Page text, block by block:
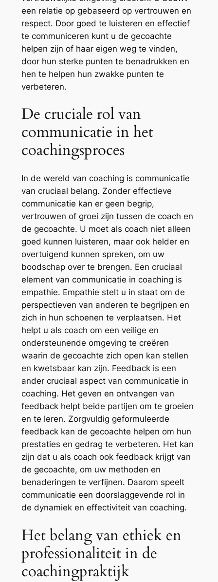
een relatie op gebaseerd op vertrouwen en
respect. Door goed te luisteren en effectief
te communiceren kunt u de gecoachte
helpen zijn of haar eigen weg te vinden,
door hun sterke punten te benadrukken en
hen te helpen hun zwakke punten te
verbeteren.
De cruciale rol van
communicatie in het
coachingsproces
In de wereld van coaching is communicatie
van cruciaal belang. Zonder effectieve
communicatie kan er geen begrip,
vertrouwen of groei zijn tussen de coach en
de gecoachte. U moet als coach niet alleen
goed kunnen luisteren, maar ook helder en
overtuigend kunnen spreken, om uw
boodschap over te brengen. Een cruciaal
element van communicatie in coaching is
empathie. Empathie stelt u in staat om de
perspectieven van anderen te begrijpen en
zich in hun schoenen te verplaatsen. Het
helpt u als coach om een veilige en
ondersteunende omgeving te creëren
waarin de gecoachte zich open kan stellen
en kwetsbaar kan zijn. Feedback is een
ander cruciaal aspect van communicatie in
coaching. Het geven en ontvangen van
feedback helpt beide partijen om te groeien
en te leren. Zorgvuldig geformuleerde
feedback kan de gecoachte helpen om hun
prestaties en gedrag te verbeteren. Het kan
zijn dat u als coach ook feedback krijgt van
de gecoachte, om uw methoden en
benaderingen te verfijnen. Daarom speelt
communicatie een doorslaggevende rol in
de dynamiek en effectiviteit van coaching.
Het belang van ethiek en
professionaliteit in de
coachingpraktijk